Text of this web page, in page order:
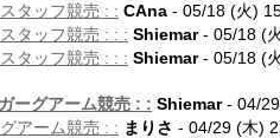
タッフ競売 : : CAna - 05/18 (火)
タッフ競売 : : : Shiemar- 05/18 (
タッフ競売 : : : Shiemar- 05/18 (
ーグアーム競売 : : Shiemar- 04/
アーム競売 : : まりさ - 04/29 (木)